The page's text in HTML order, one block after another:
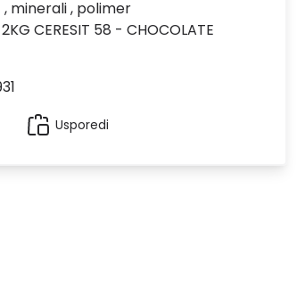
minerali , polimer
CERESIT 58 - CHOCOLATE
Usporedi